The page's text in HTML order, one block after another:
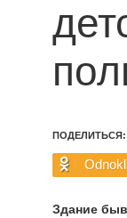
ПОДЕЛИТЬСЯ:
Здание